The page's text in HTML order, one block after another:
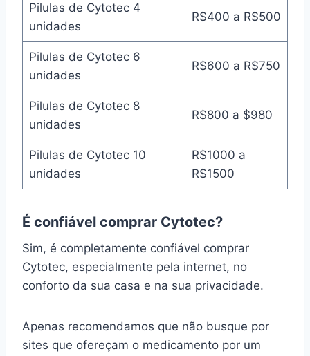
Pilulas de Cytotec 4
unidades
R$400 a R$500
Pilulas de Cytotec 6
unidades
R$600 a R$750
Pilulas de Cytotec 8
unidades
R$800 a $980
Pilulas de Cytotec 10
unidades
R$1000 a
R$1500
É confiável comprar Cytotec?
Sim, é completamente confiável comprar
Cytotec, especialmente pela internet, no
conforto da sua casa e na sua privacidade.
Apenas recomendamos que não busque por
sites que ofereçam o medicamento por um